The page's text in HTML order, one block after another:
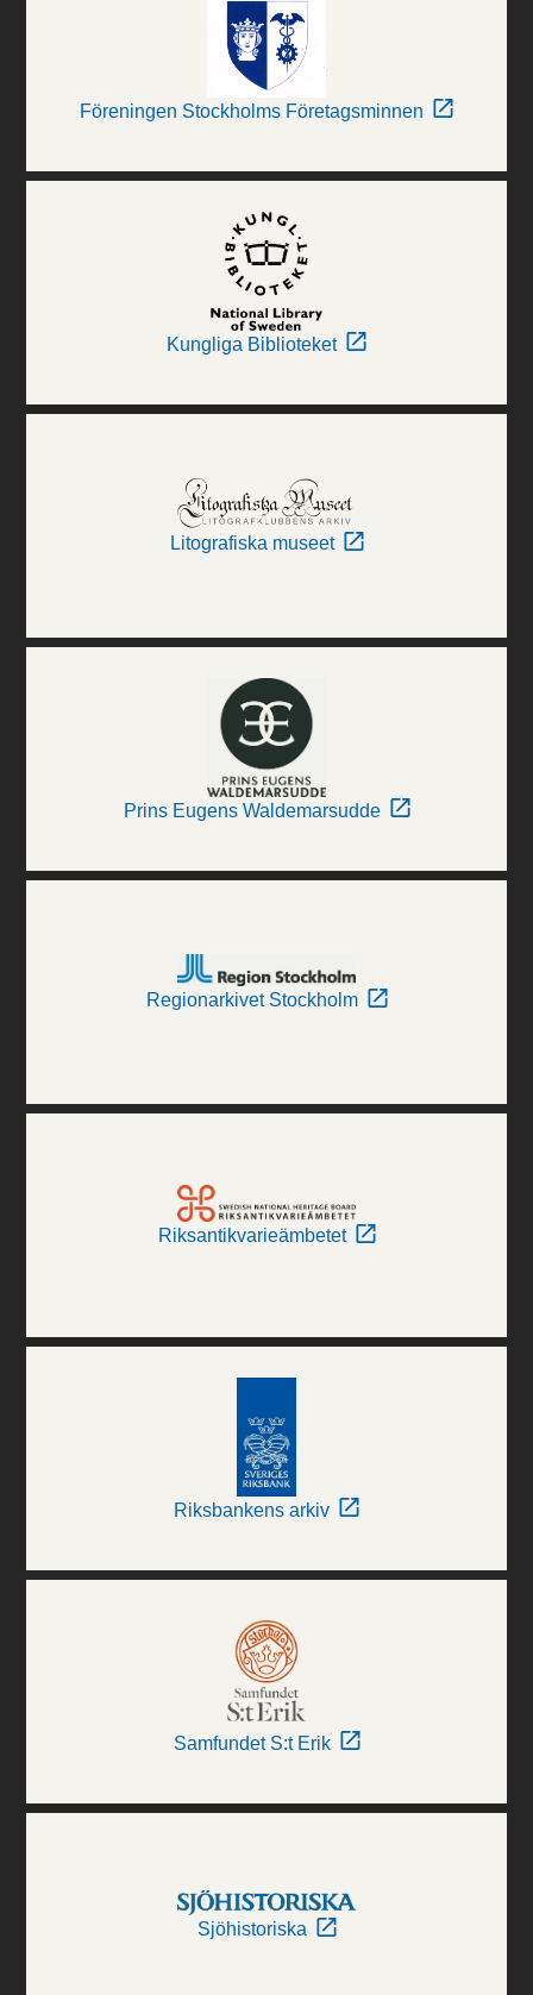
Föreningen Stockholms Företagsminnen
Kungliga Biblioteket
Litografiska museet
Prins Eugens Waldemarsudde
Regionarkivet Stockholm
Riksantikvarieämbetet
Riksbankens arkiv
Samfundet S:t Erik
Sjöhistoriska